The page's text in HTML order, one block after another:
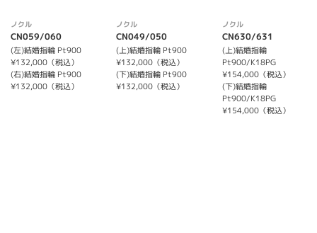
ノクル
CN059/060
(左)結婚指輪 Pt900
¥132,000（税込）
(右)結婚指輪 Pt900
¥132,000（税込）
ノクル
CN049/050
(上)結婚指輪 Pt900
¥132,000（税込）
(下)結婚指輪 Pt900
¥132,000（税込）
ノクル
CN630/631
(上)結婚指輪
Pt900/K18PG
¥154,000（税込）
(下)結婚指輪
Pt900/K18PG
¥154,000（税込）